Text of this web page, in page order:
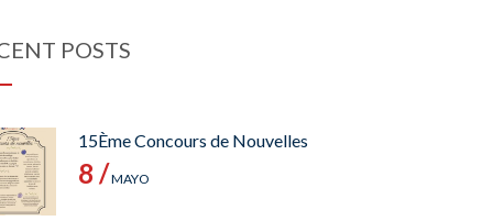
POSTS
15Ème Concours de Nouvelles
8 /MAYO